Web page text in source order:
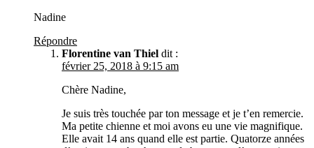
Nadine
Répondre
Florentine van Thiel dit :
février 25, 2018 à 9:15 am
Chère Nadine,
Je suis très touchée par ton message et je t’en remercie.
Ma petite chienne et moi avons eu une vie magnifique.
Elle avait 14 ans quand elle est partie. Quatorze années